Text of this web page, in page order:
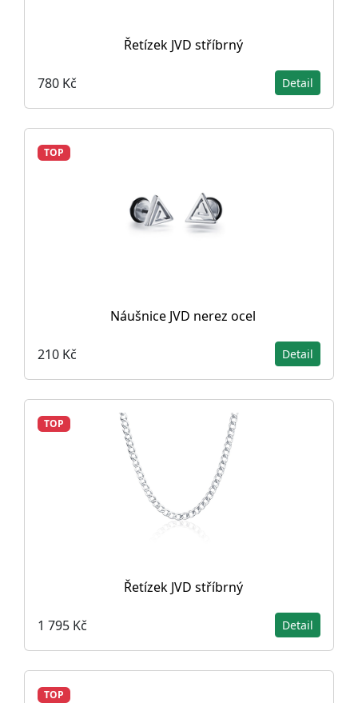
Řetízek JVD stříbrný
780 Kč Detail
TOP
Náušnice JVD nerez ocel
210 Kč Detail
TOP
Řetízek JVD stříbrný
1 795 Kč Detail
TOP